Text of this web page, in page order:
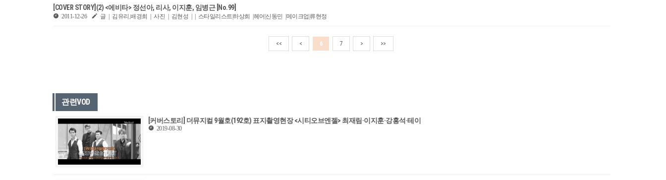
[COVER STORY](2) <에비타> 정선아, 리사, 이지훈, 임병근 [No.99]
2011-12-26 글 | 김유리,배경희 | 사진 | 김현성 | | 스타일리스트|하상희 |헤어|신동민 |메이크업|류현정
<< < 6 7 > >>
관련VOD
[커버스토리] 더뮤지컬 9월호(192호) 표지촬영현장 <시티오브엔젤> 최재림·이지훈·강홍석·테이
2019-08-30